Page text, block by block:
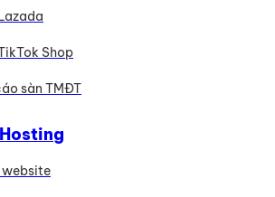
Shop
sàn TMĐT